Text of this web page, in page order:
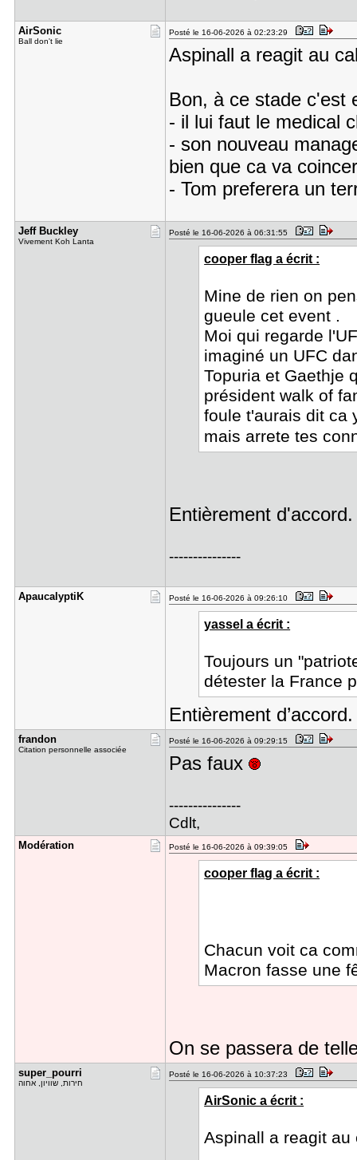
AirSonic
Ball don't lie
Posté le 16-06-2026 à 02:23:29
Aspinall a reagit au
Bon, à ce stade c'est
- il lui faut le medical
- son nouveau
bien que ca va
- Tom preferera un
Jeff Buckl​ey
Vivement Koh Lanta
Posté le 16-06-2026 à 06:31:55
cooper flag a écrit :
Mine de rien on
gueule cet event .
Moi qui regarde
imaginé un UFC
Topuria et Gaethje
président walk of
foule t'aurais dit ca
mais arrete tes
Entièrement d'accord.
---------------
Apaucalypt​iK Posté le 16-06-2026 à 09:26:10
yassel a écrit :
Toujours un
détester la France
Entièrement d’accord.
frandon
Citation personnelle associée
Posté le 16-06-2026 à 09:29:15
Pas faux
---------------
Cdlt,
Modération Posté le 16-06-2026 à 09:39:05
cooper flag a écrit :
Chacun voit ca
Macron fasse une
On se passera de
super_pour​ri
חירות, שוויון, אחוה
Posté le 16-06-2026 à 10:37:23
AirSonic a écrit :
Aspinall a reagit